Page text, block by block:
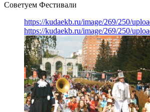
Советуем Фестивали
https://kudaekb.ru/image/269/250/
https://kudaekb.ru/image/269/250/